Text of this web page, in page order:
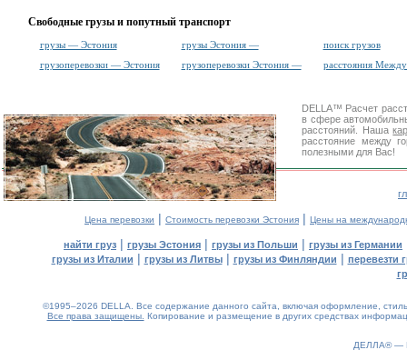
Свободные грузы и попутный транспорт
грузы — Эстония грузы Эстония —
поиск грузов
грузоперевозки — Эстония
грузоперевозки Эстония — расстояния
DELLA™ Расчет
в сфере
расстояний. Наша
расстояние между
полезными для Вас!
Цена перевозки | Стоимость перевозки Эстония | Цены на
найти груз | грузы Эстония | грузы из Польши | грузы из Германии
грузы из Италии | грузы из Литвы| грузы из Финляндии | перевезти
©1995–2026 DELLA. Все содержание данного сайта, включая оформление,
Все права защищены. Копирование и размещение в других средствах
ДЕЛЛА® —